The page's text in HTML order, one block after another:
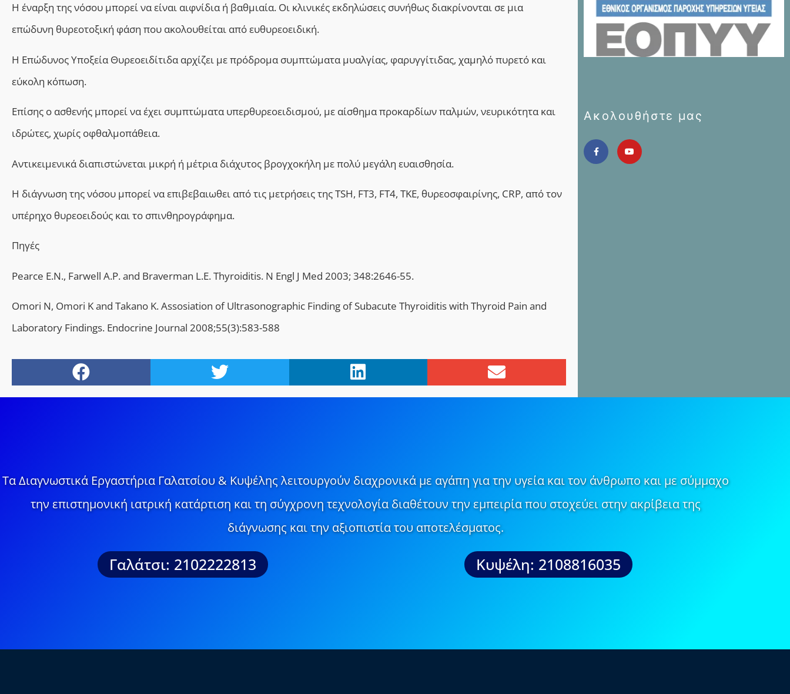
Η έναρξη της νόσου μπορεί να είναι αιφνίδια ή βαθμιαία. Οι κλινικές εκδηλώσεις συνήθως διακρίνονται σε μια
επώδυνη θυρεοτοξική φάση που ακολουθείται από ευθυρεοειδική.
Η Επώδυνος Υποξεία Θυρεοειδίτιδα αρχίζει με πρόδρομα συμπτώματα μυαλγίας, φαρυγγίτιδας, χαμηλό πυρετό και
εύκολη κόπωση.
Επίσης ο ασθενής μπορεί να έχει συμπτώματα υπερθυρεοειδισμού, με αίσθημα προκαρδίων παλμών, νευρικότητα και
ιδρώτες, χωρίς οφθαλμοπάθεια.
Αντικειμενικά διαπιστώνεται μικρή ή μέτρια διάχυτος βρογχοκήλη με πολύ μεγάλη ευαισθησία.
Η διάγνωση της νόσου μπορεί να επιβεβαιωθει από τις μετρήσεις της TSH, FT3, FT4, TKE, θυρεοσφαιρίνης, CRP, από τον
υπέρηχο θυρεοειδούς και το σπινθηρογράφημα.
Πηγές
Pearce E.N., Farwell A.P. and Braverman L.E. Thyroiditis. N Engl J Med 2003; 348:2646-55.
Omori N, Omori K and Takano K. Assosiation of Ultrasonographic Finding of Subacute Thyroiditis with Thyroid Pain and
Laboratory Findings. Endocrine Journal 2008;55(3):583-588
Ακολουθήστε μας
Τα Διαγνωστικά Εργαστήρια Γαλατσίου & Κυψέλης λειτουργούν διαχρονικά με αγάπη για την υγεία και τον άνθρωπο και με σύμμαχο
την επιστημονική ιατρική κατάρτιση και τη σύγχρονη τεχνολογία διαθέτουν την εμπειρία που στοχεύει στην ακρίβεια της
διάγνωσης και την αξιοπιστία του αποτελέσματος.
Γαλάτσι: 2102222813 Κυψέλη: 2108816035